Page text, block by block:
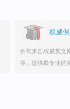
权威
例句来自权威英文
等，提供最专业的